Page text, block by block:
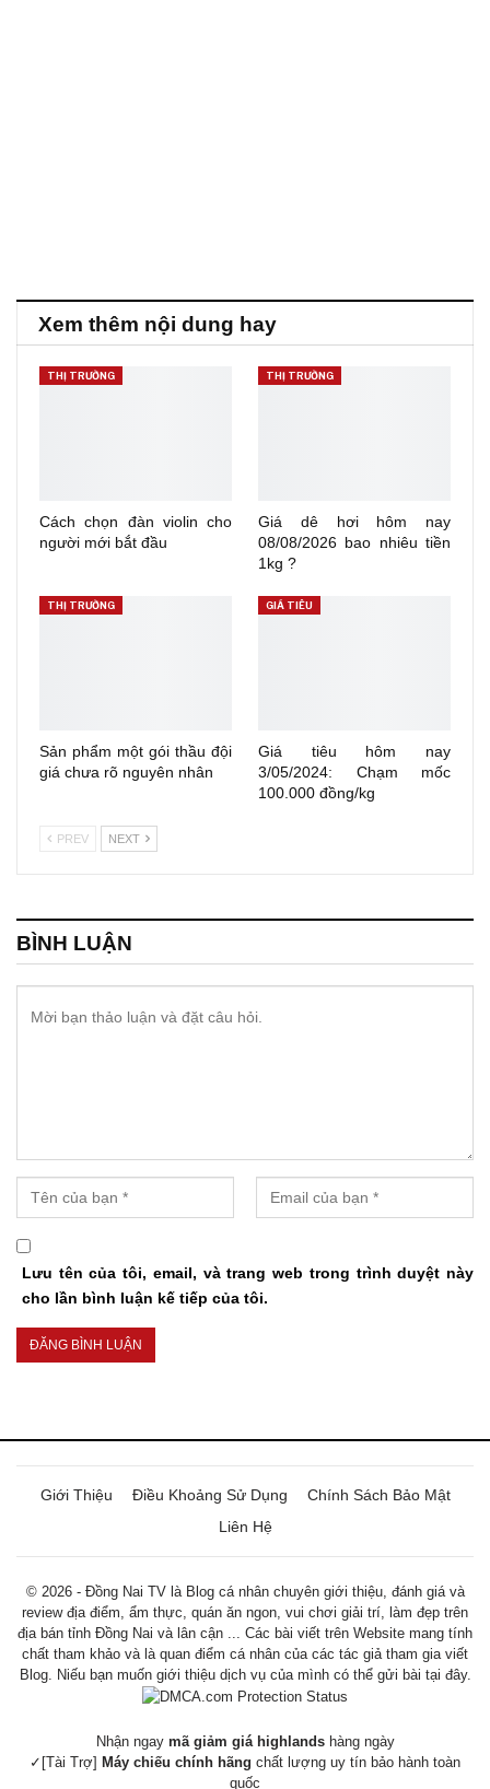
Xem thêm nội dung hay
THỊ TRƯỜNG
Cách chọn đàn violin cho
người mới bắt đầu
THỊ TRƯỜNG
Giá dê hơi hôm nay
08/08/2026 bao nhiêu tiền
1kg ?
THỊ TRƯỜNG
Sản phẩm một gói thầu đội
giá chưa rõ nguyên nhân
GIÁ TIÊU
Giá tiêu hôm nay
3/05/2024: Chạm mốc
100.000 đồng/kg
PREV NEXT
BÌNH LUẬN
Lưu tên của tôi, email, và trang web trong trình duyệt này
cho lần bình luận kế tiếp của tôi.
Giới Thiệu Điều Khoảng Sử Dụng
Chính Sách Bảo Mật
Liên Hệ
© 2026 - Đồng Nai TV là Blog cá nhân chuyên giới thiệu, đánh giá và
review địa điểm, ẩm thực, quán ăn ngon, vui chơi giải trí, làm đẹp trên
địa bán tỉnh Đồng Nai và lân cận ... Các bài viết trên Website mang tính
chất tham khảo và là quan điểm cá nhân của các tác giả tham gia viết
Blog. Niếu bạn muốn giới thiệu dịch vụ của mình có thể gửi bài tại đây.
Nhận ngay mã giảm giá highlandshàng ngày
✓[Tài Trợ] Máy chiếu chính hãng chất lượng uy tín bảo hành toàn
quốc